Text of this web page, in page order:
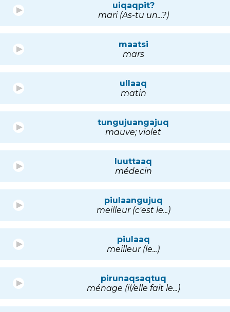
uiqaqpit?
mari (As-tu un...?)
maatsi
mars
ullaaq
matin
tungujuangajuq
mauve; violet
luuttaaq
médecin
piulaangujuq
meilleur (c'est le...)
piulaaq
meilleur (le...)
pirunaqsaqtuq
ménage (il/elle fait le...)